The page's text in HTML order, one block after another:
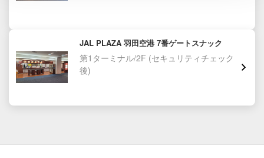
JAL PLAZA 羽田空港 7番ゲートスナック
第1ターミナル/2F (セキュリティチェック
後)